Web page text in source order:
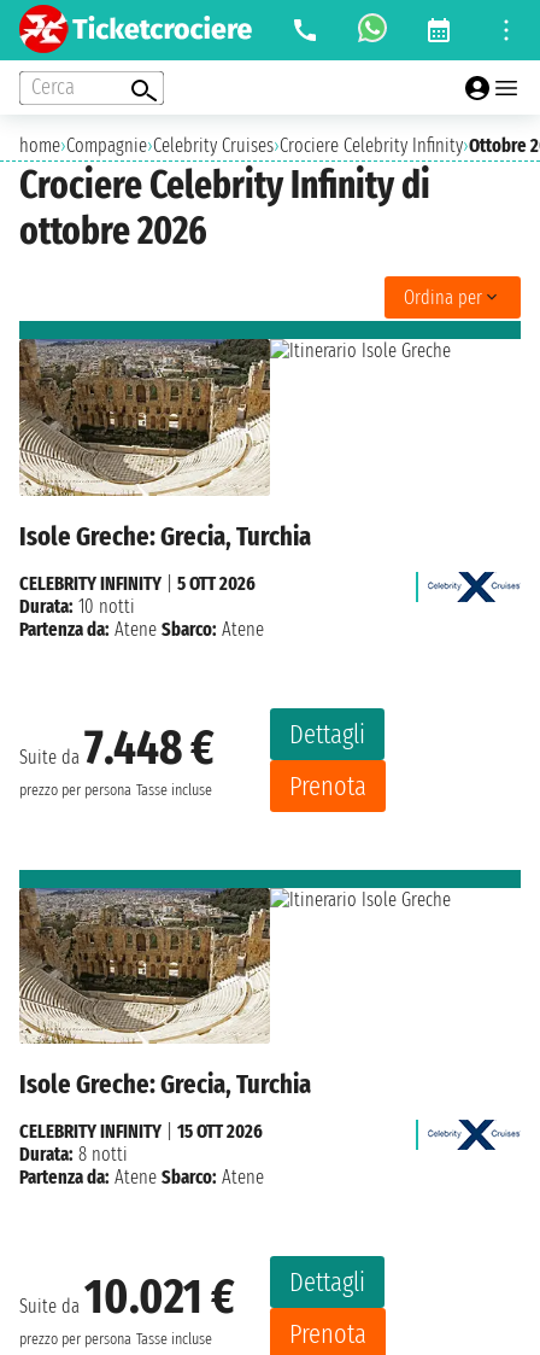
Cerca
home›Compagnie›Celebrity Cruises›Crociere Celebrity Infinity›Ottobre
Crociere Celebrity Infinity di
ottobre 2026
Ordina per
Isole Greche: Grecia, Turchia
Suite da 7.448 €
prezzo per persona Tasse incluse
Dettagli
Prenota
CELEBRITY INFINITY
5 OTT 2026
Durata: 10 notti
Partenza da: Atene Sbarco: Atene
Isole Greche: Grecia, Turchia
Suite da 10.021 €
prezzo per persona Tasse incluse
Dettagli
Prenota
CELEBRITY INFINITY
15 OTT 2026
Durata: 8 notti
Partenza da: Atene Sbarco: Atene